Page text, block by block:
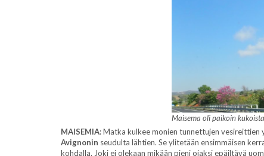
Maisema oli paikoin
MAISEMIA: Matka kulkee monien tunnettujen vesireittien
Avignonin seudulta lähtien. Se ylitetään ensimmäisen
kohdalla. Joki ei olekaan mikään pieni ojaksi epäiltävä